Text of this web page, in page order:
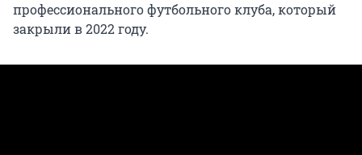
профессионального футбольного клуба, который
закрыли в 2022 году.